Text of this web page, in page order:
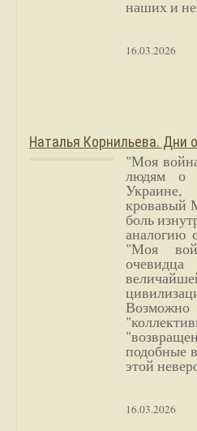
наших и
16.03.2026
Наталья Корнильева. Дни
"Моя
людям о
Украине,
кровавый
боль
аналогию
"Моя
Возможно
подобные
этой
16.03.2026